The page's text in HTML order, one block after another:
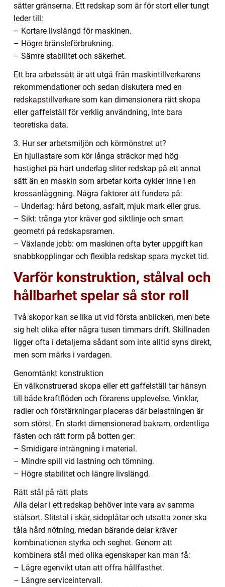
sätter gränserna. Ett redskap som är för stort eller tungt
leder till:
– Kortare livslängd för maskinen.
– Högre bränsleförbrukning.
– Sämre stabilitet och säkerhet.
Ett bra arbetssätt är att utgå från maskintillverkarens
rekommendationer och sedan diskutera med en
redskapstillverkare som kan dimensionera rätt skopa
eller gaffelställ för verklig användning, inte bara
teoretiska data.
3. Hur ser arbetsmiljön och körmönstret ut?
En hjullastare som kör långa sträckor med hög
hastighet på hårt underlag sliter redskap på ett annat
sätt än en maskin som arbetar korta cykler inne i en
krossanläggning. Några faktorer att fundera på:
– Underlag: hård betong, asfalt, mjuk mark eller grus.
– Sikt: trånga ytor kräver god siktlinje och smart
geometri på redskapsramen.
– Växlande jobb: om maskinen ofta byter uppgift kan
snabbkopplingar och flexibla redskap spara mycket tid.
Varför konstruktion, stålval och
hållbarhet spelar så stor roll
Två skopor kan se lika ut vid första anblicken, men bete
sig helt olika efter några tusen timmars drift. Skillnaden
ligger ofta i detaljerna sådant som inte alltid syns direkt,
men som märks i vardagen.
Genomtänkt konstruktion
En välkonstruerad skopa eller ett gaffelställ tar hänsyn
till både kraftflöden och förarens upplevelse. Vinklar,
radier och förstärkningar placeras där belastningen är
som störst. En starkt dimensionerad bakram, ordentliga
fästen och rätt form på botten ger:
– Smidigare inträngning i material.
– Mindre spill vid lastning och tömning.
– Högre stabilitet och längre livslängd.
Rätt stål på rätt plats
Alla delar i ett redskap behöver inte vara av samma
stålsort. Slitstål i skär, sidoplåtar och utsatta zoner ska
tåla hård nötning, medan bärande delar kräver
kombinationen styrka och seghet. Genom att
kombinera stål med olika egenskaper kan man få:
– Lägre egenvikt utan att offra hållfasthet.
– Längre serviceintervall.